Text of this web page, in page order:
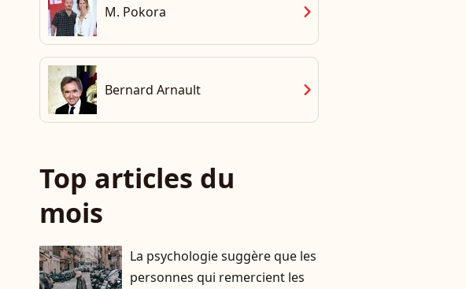
M. Pokora chevron_right
Bernard Arnault chevron_right
Top articles du
mois
La psychologie suggère que les
personnes qui remercient les